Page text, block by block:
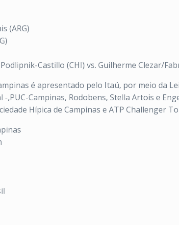
(ARG)
Castillo (CHI) vs. Guilherme Clezar/
é apresentado pelo Itaú, por meio da
Campinas, Rodobens, Stella Artois e
Hípica de Campinas e ATP Challenger